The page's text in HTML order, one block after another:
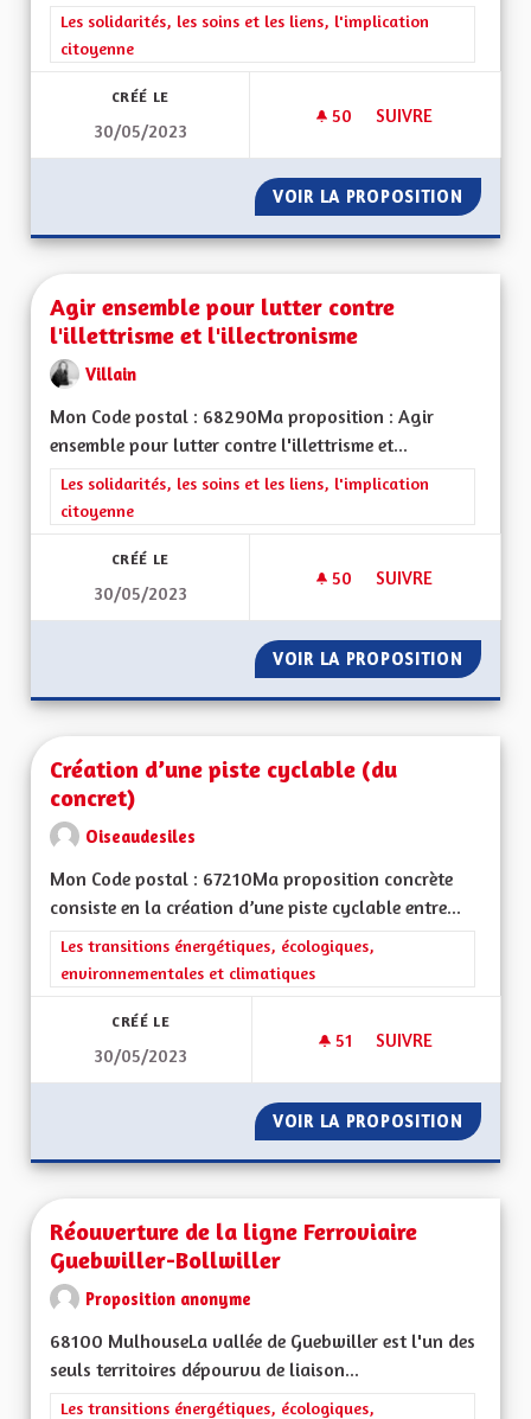
Filtrer les résultats de la catégorie : Les solidarités, les soins
Les solidarités, les soins et les liens, l'implication
citoyenne
CRÉÉ LE
30/05/2023
50 50 ABONNÉS
SUIVRE
VOIR LA PROPOSITION
Agir ensemble pour lutter contre
l'illettrisme et l'illectronisme
Villain
Mon Code postal : 68290Ma proposition : Agir
ensemble pour lutter contre l'illettrisme et...
Filtrer les résultats de la catégorie : Les solidarités, les soins
Les solidarités, les soins et les liens, l'implication
citoyenne
CRÉÉ LE
30/05/2023
50 50 ABONNÉS
SUIVRE
VOIR LA PROPOSITION AGIR
Création d’une piste cyclable (du
concret)
Oiseaudesiles
Mon Code postal : 67210Ma proposition concrète
consiste en la création d’une piste cyclable entre...
Filtrer les résultats de la catégorie : Les transitions
Les transitions énergétiques, écologiques,
environnementales et climatiques
CRÉÉ LE
30/05/2023
51 51 ABONNÉS
SUIVRE
VOIR LA PROPOSITION
Réouverture de la ligne Ferroviaire
Guebwiller-Bollwiller
Proposition anonyme
68100 MulhouseLa vallée de Guebwiller est l'un des
seuls territoires dépourvu de liaison...
Filtrer les résultats de la catégorie : Les transitions
Les transitions énergétiques, écologiques,